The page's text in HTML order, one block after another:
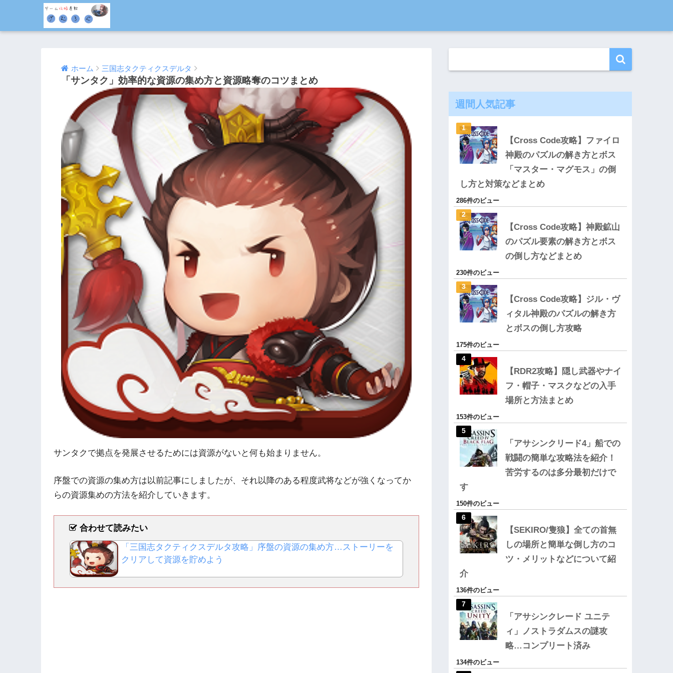
ホーム 三国志タクティクスデルタ
「サンタク」効率的な資源の集め方と資源略奪のコツまとめ
2017/03/14 2017/03/18
サンタクで拠点を発展させるためには資源がないと何も始まりません。
序盤での資源の集め方は以前記事にしましたが、それ以降のある程度武将などが強くなってか
らの資源集めの方法を紹介していきます。
合わせて読みたい
「三国志タクティクスデルタ攻略」序盤の資源の集め方…ストーリーを
クリアして資源を貯めよう
週間人気記事
【Cross Code攻略】ファイロ
神殿のパズルの解き方とボス
「マスター・マグモス」の倒
し方と対策などまとめ
286件のビュー
【Cross Code攻略】神殿鉱山
のパズル要素の解き方とボス
の倒し方などまとめ
230件のビュー
【Cross Code攻略】ジル・ヴ
ィタル神殿のパズルの解き方
とボスの倒し方攻略
175件のビュー
【RDR2攻略】隠し武器やナイ
フ・帽子・マスクなどの入手
場所と方法まとめ
153件のビュー
「アサシンクリード4」船での
戦闘の簡単な攻略法を紹介！
苦労するのは多分最初だけで
す
150件のビュー
【SEKIRO/隻狼】全ての首無
しの場所と簡単な倒し方のコ
ツ・メリットなどについて紹
介
136件のビュー
「アサシンクレード ユニテ
ィ」ノストラダムスの謎攻
略…コンプリート済み
134件のビュー